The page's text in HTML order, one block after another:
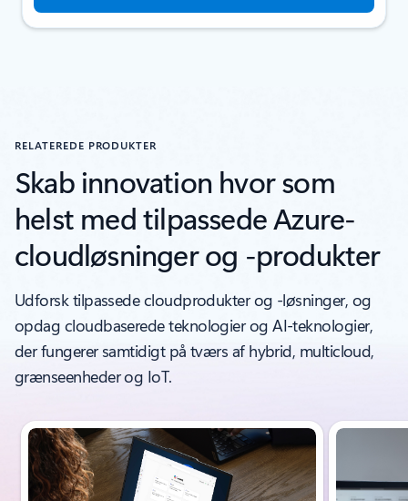
RELATEREDE PRODUKTER
Skab innovation hvor som
helst med tilpassede Azure-
cloudløsninger og -produkter
Udforsk tilpassede cloudprodukter og -løsninger, og
opdag cloudbaserede teknologier og AI-teknologier,
der fungerer samtidigt på tværs af hybrid, multicloud,
grænseenheder og IoT.
Viser slide 1 af 4